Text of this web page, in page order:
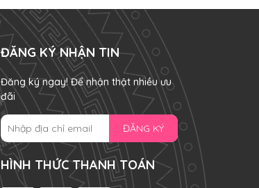
ĐĂNG KÝ NHẬN TIN
Đăng ký ngay! Để nhận thật nhiều ưu
đãi
ĐĂNG KÝ
HÌNH THỨC THANH TOÁN